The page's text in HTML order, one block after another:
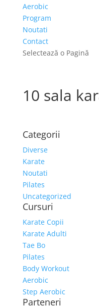
Aerobic
Program
Noutati
Contact
Selectează o Pagină
10 sala
Categorii
Diverse
Karate
Noutati
Pilates
Uncategorized
Cursuri
Karate Copii
Karate Adulti
Tae Bo
Pilates
Body Workout
Aerobic
Step Aerobic
Parteneri